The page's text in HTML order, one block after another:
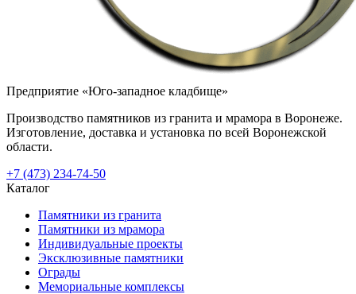
Предприятие «Юго-западное кладбище»
Производство памятников из гранита и мрамора в Воронеже.
Изготовление, доставка и установка по всей Воронежской
области.
+7 (473) 234-74-50
Каталог
Памятники из гранита
Памятники из мрамора
Индивидуальные проекты
Эксклюзивные памятники
Ограды
Мемориальные комплексы